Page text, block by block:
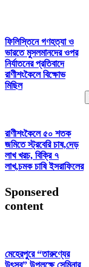
ফিলিস্তিনে গণহত্যা ও
ভারতে মুসলমানদের ওপর
নির্যাতনের প্রতিবাদে
রাণীশংকৈলে বিক্ষোভ
মিছিল
রাণীশংকৈলে ৫০ শতক
জমিতে স্ট্রবেরি চাষ,দেড়
লাখ খরচ, বিক্রি ৭
লাখ,চমক চাষি ইসরাফিলের
Sponsered
content
মেহেরপুরে “তারুণ্যের